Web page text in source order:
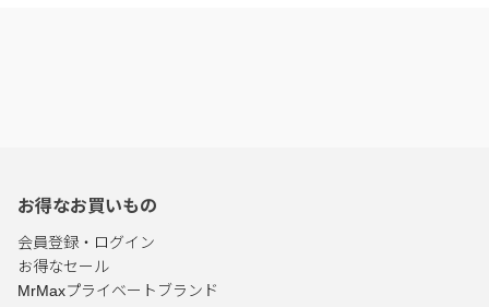
お得なお買いもの
会員登録・ログイン
お得なセール
MrMaxプライベートブランド